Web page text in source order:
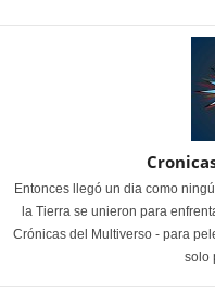
Entonces llegó un dia como
la Tierra se unieron para
Crónicas del Multiverso - para
solo